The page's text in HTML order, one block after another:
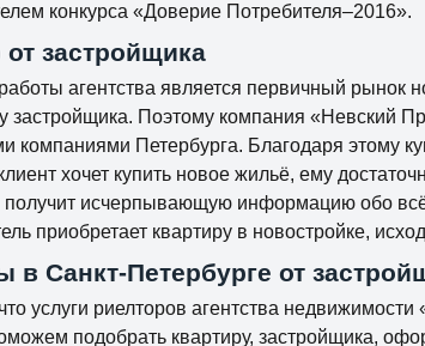
конкурса «Доверие Потребителя–2016».
застройщика
агентства является первичный рынок
застройщика. Поэтому компания «Невский
компаниями Петербурга. Благодаря этому
хочет купить новое жильё, ему
получит исчерпывающую информацию обо
приобретает квартиру в новостройке,
в Санкт-Петербурге от
услуги риелторов агентства
подобрать квартиру, застройщика,